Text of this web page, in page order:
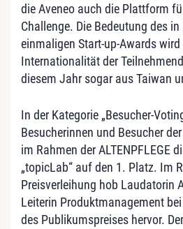
die Aveneo auch die Plattform
Challenge. Die Bedeutung des
einmaligen Start-up-Awards
Internationalität der
diesem Jahr sogar aus Taiwan
In der Kategorie „Besucher-
Besucherinnen und Besucher
im Rahmen der ALTENPFLEGE
„topicLab“ auf den 1. Platz. Im
Preisverleihung hob Laudatorin
Leiterin Produktmanagement
des Publikumspreises hervor.